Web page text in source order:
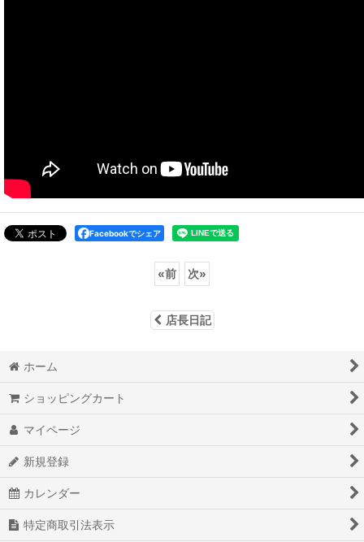
Facebookでシェア
«前 次»
店長日記
ホーム
ショッピングカート
マイページ
新規登録
カレンダー
特定商取引法表示